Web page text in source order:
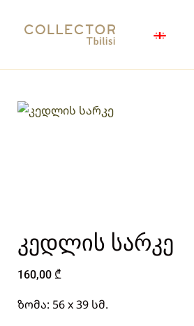
კედლის სარკე
160,00 ₾
ზომა: 56 x 39 სმ.